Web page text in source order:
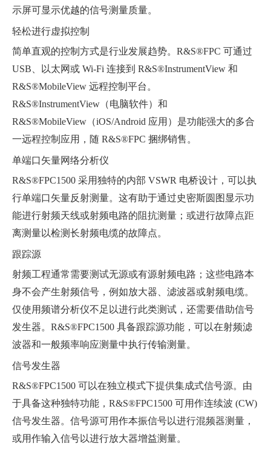
示屏可显示优越的信号测量质量。
轻松进行虚拟控制
简单直观的控制方式是行业发展趋势。R&S®FPC 可通过
USB、以太网或 Wi-Fi 连接到 R&S®InstrumentView 和
R&S®MobileView 远程控制平台。
R&S®InstrumentView（电脑软件）和
R&S®MobileView（iOS/Android 应用）是功能强大的多合
一远程控制应用，随 R&S®FPC 捆绑销售。
单端口矢量网络分析仪
R&S®FPC1500 采用独特的内部 VSWR 电桥设计，可以执
行单端口矢量反射测量。这有助于通过史密斯圆图显示功
能进行射频天线或射频电路的阻抗测量；或进行故障点距
离测量以检测长射频电缆的故障点。
跟踪源
射频工程通常需要测试无源或有源射频电路；这些电路本
身不会产生射频信号，例如放大器、滤波器或射频电缆。
仅使用频谱分析仪不足以进行此类测试，还需要借助信号
发生器。R&S®FPC1500 具备跟踪源功能，可以在射频滤
波器和一般频率响应测量中执行传输测量。
信号发生器
R&S®FPC1500 可以在独立模式下提供集成式信号源。由
于具备这种独特功能，R&S®FPC1500 可用作连续波 (CW)
信号发生器。信号源可用作本振信号以进行混频器测量，
或用作输入信号以进行放大器增益测量。